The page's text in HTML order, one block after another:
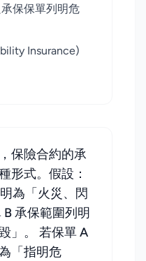
保保單列明危
Insurance)
保險合約的承
形式。假設：
為「火災、閃
承保範圍列明
」。 若保單 A
「指明危